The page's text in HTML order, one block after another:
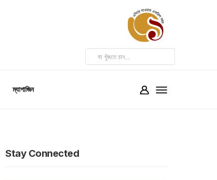
ম্যাগাজিন
Stay Connected